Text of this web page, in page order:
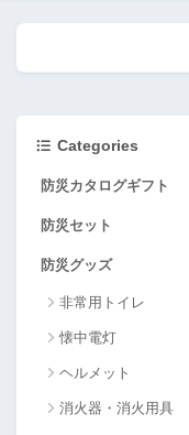
Categories
防災カタログギフト
防災セット
防災グッズ
非常用トイレ
懐中電灯
ヘルメット
消火器・消火用具